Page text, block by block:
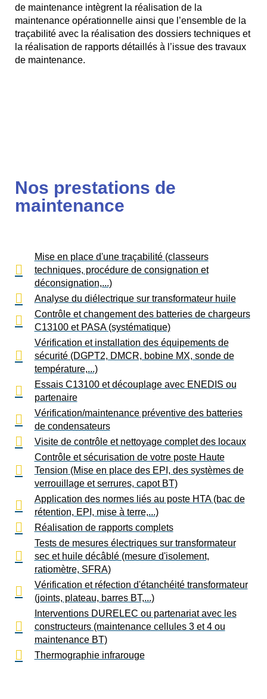
de maintenance intègrent la réalisation de la
maintenance opérationnelle ainsi que l’ensemble de la
traçabilité avec la réalisation des dossiers techniques et
la réalisation de rapports détaillés à l’issue des travaux
de maintenance.
Nos prestations de
maintenance
Mise en place d'une traçabilité (classeurs
techniques, procédure de consignation et
déconsignation,...)
Analyse du diélectrique sur transformateur huile
Contrôle et changement des batteries de chargeurs
C13100 et PASA (systématique)
Vérification et installation des équipements de
sécurité (DGPT2, DMCR, bobine MX, sonde de
température,...)
Essais C13100 et découplage avec ENEDIS ou
partenaire
Vérification/maintenance préventive des batteries
de condensateurs
Visite de contrôle et nettoyage complet des locaux
Contrôle et sécurisation de votre poste Haute
Tension (Mise en place des EPI, des systèmes de
verrouillage et serrures, capot BT)
Application des normes liés au poste HTA (bac de
rétention, EPI, mise à terre,...)
Réalisation de rapports complets
Tests de mesures électriques sur transformateur
sec et huile décâblé (mesure d'isolement,
ratiomètre, SFRA)
Vérification et réfection d'étanchéité transformateur
(joints, plateau, barres BT,...)
Interventions DURELEC ou partenariat avec les
constructeurs (maintenance cellules 3 et 4 ou
maintenance BT)
Thermographie infrarouge